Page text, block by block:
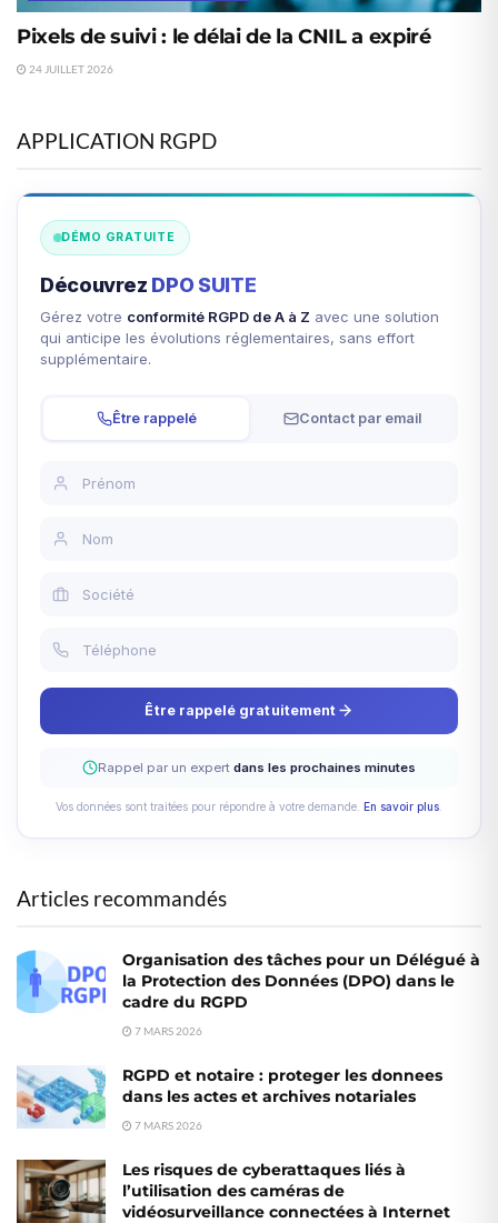
Pixels de suivi : le délai de la CNIL a expiré
24 JUILLET 2026
APPLICATION RGPD
DÉMO GRATUITE
Découvrez DPO SUITE
Gérez votre conformité RGPD de A à Z avec une solution
qui anticipe les évolutions réglementaires, sans effort
supplémentaire.
Être rappelé Contact par email
Être rappelé gratuitement
Rappel par un expert dans les prochaines minutes
Vos données sont traitées pour répondre à votre demande. En savoir plus
Articles recommandés
Organisation des tâches pour un Délégué à
la Protection des Données (DPO) dans le
cadre du RGPD
7 MARS 2026
RGPD et notaire : proteger les donnees
dans les actes et archives notariales
7 MARS 2026
Les risques de cyberattaques liés à
l’utilisation des caméras de
vidéosurveillance connectées à Internet